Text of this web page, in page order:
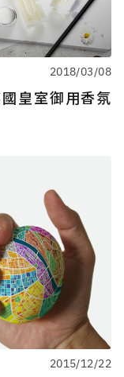
2018/03/08
皇室御用香氛
2015/12/22